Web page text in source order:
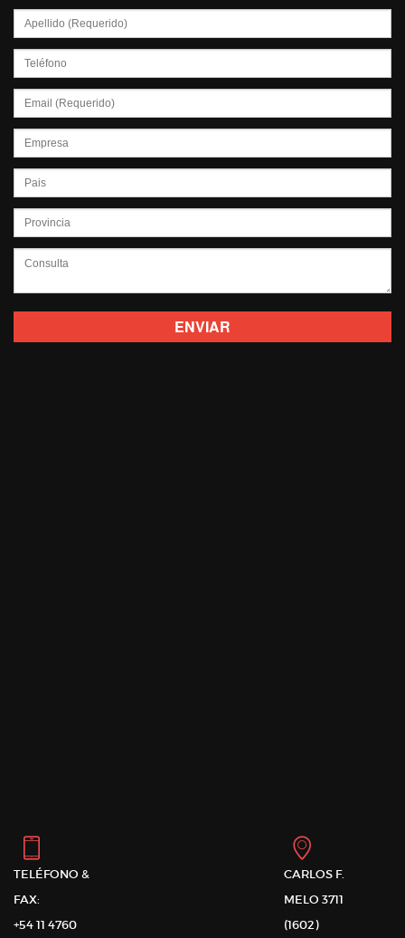
TELÉFONO &
FAX:
+54 11 4760
CARLOS F.
MELO 3711
(1602)